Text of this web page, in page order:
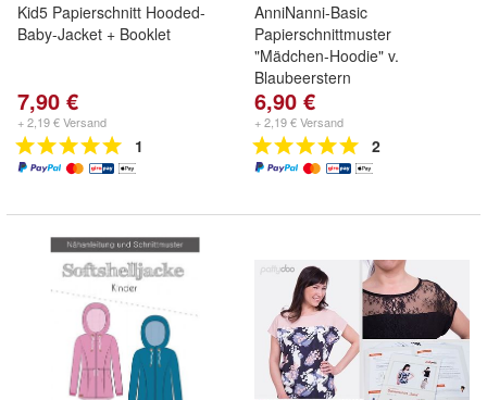
Kid5 Papierschnitt Hooded-
Baby-Jacket + Booklet
7,90 €
+ 2,19 € Versand
1
AnniNanni-Basic
Papierschnittmuster
"Mädchen-Hoodie" v.
Blaubeerstern
6,90 €
+ 2,19 € Versand
2